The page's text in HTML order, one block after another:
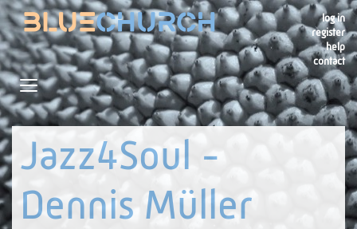
log in
register
help
contact
NavigationToggle navigation
Jazz4Soul -
Dennis Müller